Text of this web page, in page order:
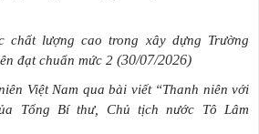
chất lượng cao trong xây dựng Trường
đạt chuẩn mức 2 (30/07/2026)
Việt Nam qua bài viết “Thanh niên với
Tổng Bí thư, Chủ tịch nước Tô Lâm